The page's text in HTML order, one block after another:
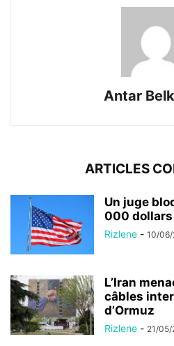
Antar
ARTICLES
Un juge
000 dollars
Rizlene - 10/
L’Iran
câbles
d’Ormuz
Rizlene - 21/